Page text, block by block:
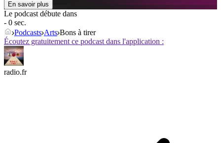
En savoir plus
Le podcast débute dans
- 0 sec.
Podcasts Arts Bons à tirer
Écoutez gratuitement ce podcast dans l'application :
radio.fr